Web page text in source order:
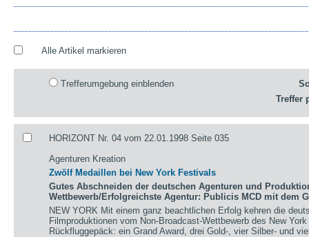
Alle Artikel markieren
Trefferumgebung einblenden
Treffer
HORIZONT Nr. 04 vom 22.01.1998 Seite 035
Agenturen Kreation
Zwölf Medaillen bei New York Festivals
Gutes Abschneiden der deutschen Agenturen und
Wettbewerb/Erfolgreichste Agentur: Publicis MCD mit dem
NEW YORK Mit einem ganz beachtlichen Erfolg kehren die
Filmproduktionen vom Non-Broadcast-Wettbewerb des New
Rückfluggepäck: ein Grand Award, drei Gold-, vier Silber- und